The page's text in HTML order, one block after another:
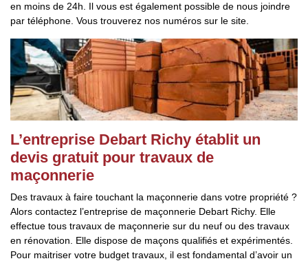
en moins de 24h. Il vous est également possible de nous joindre
par téléphone. Vous trouverez nos numéros sur le site.
L’entreprise Debart Richy établit un
devis gratuit pour travaux de
maçonnerie
Des travaux à faire touchant la maçonnerie dans votre propriété ?
Alors contactez l’entreprise de maçonnerie Debart Richy. Elle
effectue tous travaux de maçonnerie sur du neuf ou des travaux
en rénovation. Elle dispose de maçons qualifiés et expérimentés.
Pour maitriser votre budget travaux, il est fondamental d’avoir un